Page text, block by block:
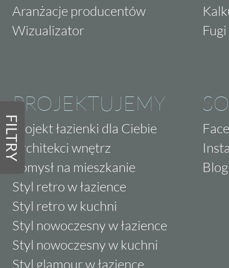
FILTRY
Aranżacje producentów
Wizualizator
PROJEKTUJEMY
Projekt łazienki dla Ciebie
Architekci wnętrz
Pomysł na mieszkanie
Styl retro w łazience
Styl retro w kuchni
Styl nowoczesny w łazience
Styl nowoczesny w kuchni
Styl glamour w łazience
Blog